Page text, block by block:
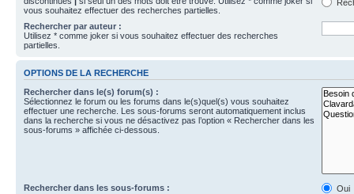
vous souhaitez effectuer des recherches partielles.
Rechercher par auteur :
Utilisez * comme joker si vous souhaitez effectuer des recherches
partielles.
OPTIONS DE LA RECHERCHE
Rechercher dans le(s) forum(s) :
Sélectionnez le forum ou les forums dans le(s)quel(s) vous souhaitez
effectuer une recherche. Les sous-forums seront automatiquement inclus
dans la recherche si vous ne désactivez pas l’option « Rechercher dans les
sous-forums » affichée ci-dessous.
Rechercher dans les sous-forums :
Oui